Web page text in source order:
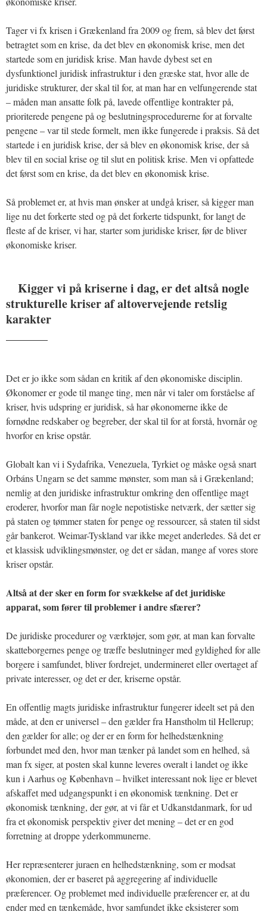
Tager vi fx krisen i Grækenland fra 2009 og frem, så blev det først
betragtet som en krise, da det blev en økonomisk krise, men det
startede som en juridisk krise. Man havde dybest set en
dysfunktionel juridisk infrastruktur i den græske stat, hvor alle de
juridiske strukturer, der skal til for, at man har en velfungerende stat
– måden man ansatte folk på, lavede offentlige kontrakter på,
prioriterede pengene på og beslutningsprocedurerne for at forvalte
pengene – var til stede formelt, men ikke fungerede i praksis. Så det
startede i en juridisk krise, der så blev en økonomisk krise, der så
blev til en social krise og til slut en politisk krise. Men vi opfattede
det først som en krise, da det blev en økonomisk krise.
Så problemet er, at hvis man ønsker at undgå kriser, så kigger man
lige nu det forkerte sted og på det forkerte tidspunkt, for langt de
fleste af de kriser, vi har, starter som juridiske kriser, før de bliver
økonomiske kriser.
Kigger vi på kriserne i dag, er det altså nogle
strukturelle kriser af altovervejende retslig
karakter
Det er jo ikke som sådan en kritik af den økonomiske disciplin.
Økonomer er gode til mange ting, men når vi taler om forståelse af
kriser, hvis udspring er juridisk, så har økonomerne ikke de
fornødne redskaber og begreber, der skal til for at forstå, hvornår og
hvorfor en krise opstår.
Globalt kan vi i Sydafrika, Venezuela, Tyrkiet og måske også snart
Orbáns Ungarn se det samme mønster, som man så i Grækenland;
nemlig at den juridiske infrastruktur omkring den offentlige magt
eroderer, hvorfor man får nogle nepotistiske netværk, der sætter sig
på staten og tømmer staten for penge og ressourcer, så staten til sidst
går bankerot. Weimar-Tyskland var ikke meget anderledes. Så det er
et klassisk udviklingsmønster, og det er sådan, mange af vores store
kriser opstår.
Altså at der sker en form for svækkelse af det juridiske
apparat, som fører til problemer i andre sfærer?
De juridiske procedurer og værktøjer, som gør, at man kan forvalte
skatteborgernes penge og træffe beslutninger med gyldighed for alle
borgere i samfundet, bliver fordrejet, undermineret eller overtaget af
private interesser, og det er der, kriserne opstår.
En offentlig magts juridiske infrastruktur fungerer ideelt set på den
måde, at den er universel – den gælder fra Hanstholm til Hellerup;
den gælder for alle; og der er en form for helhedstænkning
forbundet med den, hvor man tænker på landet som en helhed, så
man fx siger, at posten skal kunne leveres overalt i landet og ikke
kun i Aarhus og København – hvilket interessant nok lige er blevet
afskaffet med udgangspunkt i en økonomisk tænkning. Det er
økonomisk tænkning, der gør, at vi får et Udkanstdanmark, for ud
fra et økonomisk perspektiv giver det mening – det er en god
forretning at droppe yderkommunerne.
Her repræsenterer juraen en helhedstænkning, som er modsat
økonomien, der er baseret på aggregering af individuelle
præferencer. Og problemet med individuelle præferencer er, at du
ender med en tænkemåde, hvor samfundet ikke eksisterer som